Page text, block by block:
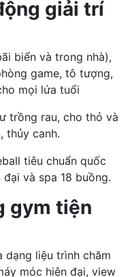
động giải trí
biển và trong nhà),
game, tô tượng,
mọi lứa tuổi
trồng rau, cho thỏ và
thủy canh.
tiêu chuẩn quốc
và spa 18 buồng.
gym tiện
dạng liệu trình chăm
móc hiện đại, view